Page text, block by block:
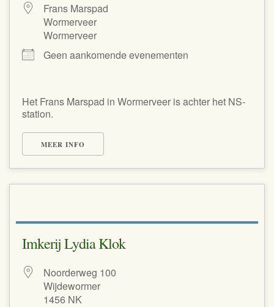
Frans Marspad
Wormerveer
Wormerveer
Geen aankomende evenementen
Het Frans Marspad in Wormerveer is achter het NS-
station.
MEER INFO
Imkerij Lydia Klok
Noorderweg 100
Wijdewormer
1456 NK